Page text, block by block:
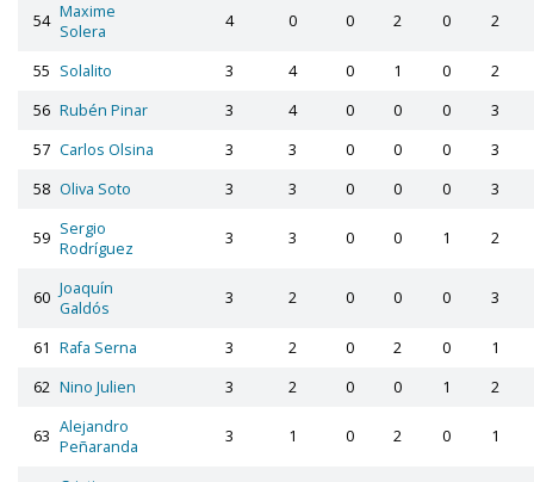
54 Maxime
Solera
4 0 0 2 0 2
55 Solalito 3 4 0 1 0
2
56 Rubén Pinar 3 4 0 0 0
3
57 Carlos Olsina 3 3 0 0 0
3
58 Oliva Soto 3 3 0 0 0 3
59 Sergio
Rodríguez
3 3 0 0 1 2
60 Joaquín
Galdós
3 2 0 0 0 3
61 Rafa Serna 3 2 0 2 0
1
62 Nino Julien 3 2 0 0 1 2
63 Alejandro
Peñaranda
3 1 0 2 0 1